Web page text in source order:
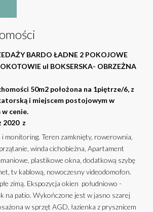
BARDO ŁADNE 2 POKOJOWE
ul BOKSERSKA- OBRZEŻNA
50m2 położona na 1piętrze/6, z
i miejscem postojowym w
cenie.
2020 z
monitoring. Teren zamknięty, rowerownia,
winda cichobieżna, Apartament
plastikowe okna, dodatkową szybę
tv kablową, nowoczesny videodomofon.
zimą. Ekspozycja okien południowo -
na patio. Wykończone jest w jasno szarej
w sprzęt AGD, łazienka z prysznicem